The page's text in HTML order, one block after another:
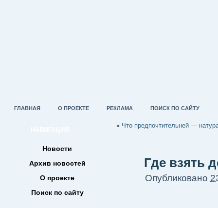
ГЛАВНАЯ О ПРОЕКТЕ РЕКЛАМА ПОИСК ПО САЙТУ
Новости
Архив новостей
О проекте
Поиск по сайту
« Что предпочтительней —
Где взять
Опубликовано